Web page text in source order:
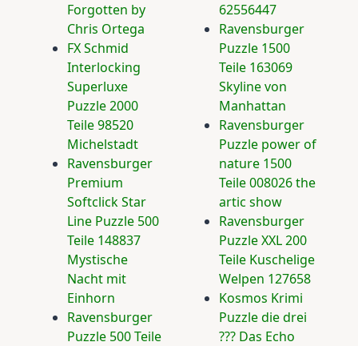
Forgotten by
Chris Ortega
FX Schmid
Interlocking
Superluxe
Puzzle 2000
Teile 98520
Michelstadt
Ravensburger
Premium
Softclick Star
Line Puzzle 500
Teile 148837
Mystische
Nacht mit
Einhorn
Ravensburger
Puzzle 500 Teile
62556447
Ravensburger
Puzzle 1500
Teile 163069
Skyline von
Manhattan
Ravensburger
Puzzle power of
nature 1500
Teile 008026 the
artic show
Ravensburger
Puzzle XXL 200
Teile Kuschelige
Welpen 127658
Kosmos Krimi
Puzzle die drei
??? Das Echo